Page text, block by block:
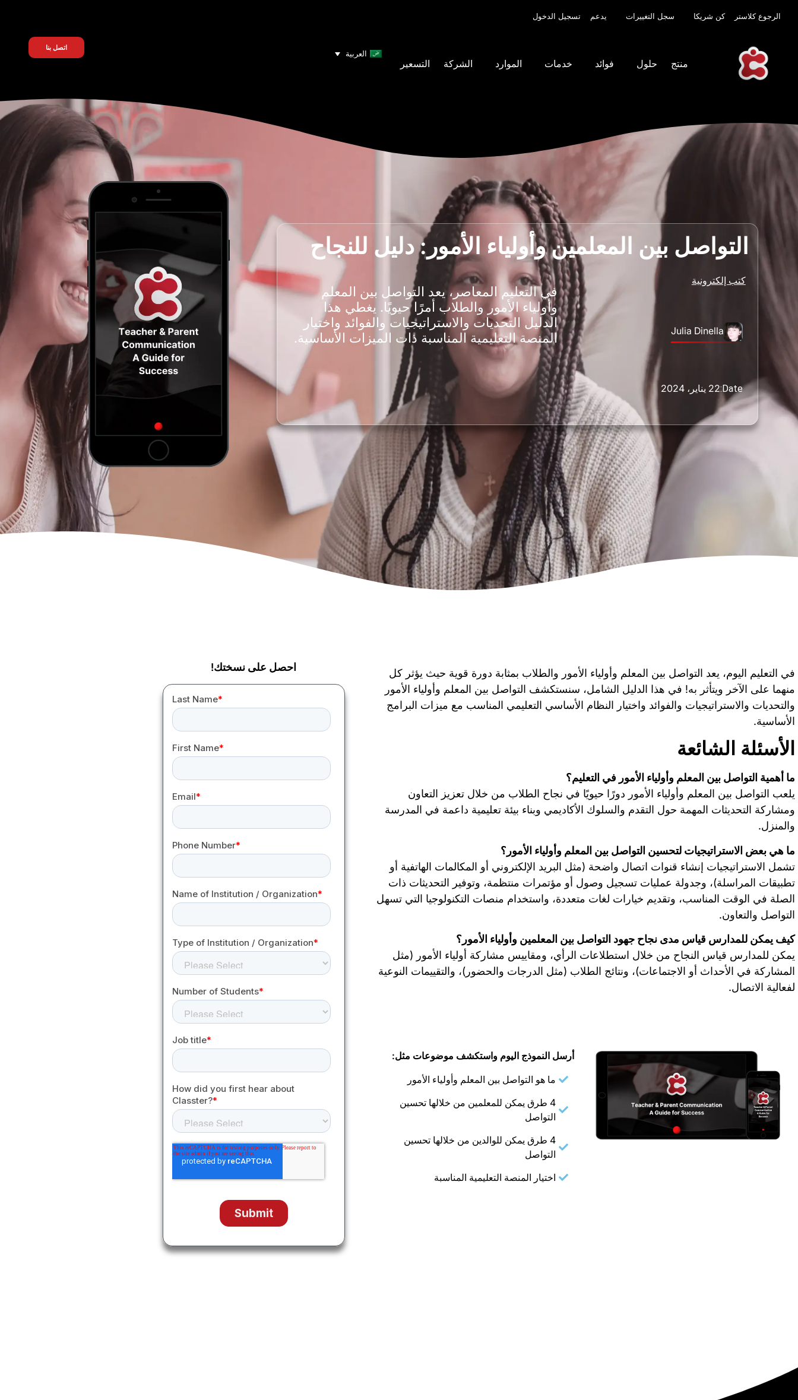
الرجوع كلاستر كن شريكا سجل التغييرات يدعم تسجيل الدخول
منتج حلول فوائد خدمات الموارد الشركة التسعير
العربية
اتصل بنا
التواصل بين المعلمين وأولياء الأمور: دليل للنجاح
كتب إلكترونية
Julia Dinella
Date: 22 يناير، 2024
في التعليم المعاصر، يعد التواصل بين المعلم
وأولياء الأمور والطلاب أمرًا حيويًا. يغطي هذا
الدليل التحديات والاستراتيجيات والفوائد واختيار
المنصة التعليمية المناسبة ذات الميزات الأساسية.
في التعليم اليوم، يعد التواصل بين المعلم وأولياء الأمور والطلاب بمثابة دورة قوية حيث يؤثر كل
منهما على الآخر ويتأثر به! في هذا الدليل الشامل، سنستكشف التواصل بين المعلم وأولياء الأمور
والتحديات والاستراتيجيات والفوائد واختيار النظام الأساسي التعليمي المناسب مع ميزات البرامج
الأساسية.
الأسئلة الشائعة
ما أهمية التواصل بين المعلم وأولياء الأمور في التعليم؟
يلعب التواصل بين المعلم وأولياء الأمور دورًا حيويًا في نجاح الطلاب من خلال تعزيز التعاون
ومشاركة التحديثات المهمة حول التقدم والسلوك الأكاديمي وبناء بيئة تعليمية داعمة في المدرسة
والمنزل.
ما هي بعض الاستراتيجيات لتحسين التواصل بين المعلم وأولياء الأمور؟
تشمل الاستراتيجيات إنشاء قنوات اتصال واضحة (مثل البريد الإلكتروني أو المكالمات الهاتفية أو
تطبيقات المراسلة)، وجدولة عمليات تسجيل وصول أو مؤتمرات منتظمة، وتوفير التحديثات ذات
الصلة في الوقت المناسب، وتقديم خيارات لغات متعددة، واستخدام منصات التكنولوجيا التي تسهل
التواصل والتعاون.
كيف يمكن للمدارس قياس مدى نجاح جهود التواصل بين المعلمين وأولياء الأمور؟
يمكن للمدارس قياس النجاح من خلال استطلاعات الرأي، ومقاييس مشاركة أولياء الأمور (مثل
المشاركة في الأحداث أو الاجتماعات)، ونتائج الطلاب (مثل الدرجات والحضور)، والتقييمات النوعية
لفعالية الاتصال.
أرسل النموذج اليوم واستكشف موضوعات مثل:
ما هو التواصل بين المعلم وأولياء الأمور
4 طرق يمكن للمعلمين من خلالها تحسين
التواصل
4 طرق يمكن للوالدين من خلالها تحسين
التواصل
اختيار المنصة التعليمية المناسبة
احصل على نسختك!